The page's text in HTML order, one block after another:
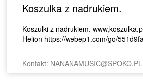
Koszulka z nadrukiem.
Koszulki z nadrukiem.
Helion https://webep1.com/go/
Kontakt: NANANAMUSIC@SPOKO.PL